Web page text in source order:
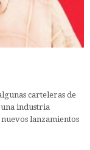
carteleras de
industria
lanzamientos